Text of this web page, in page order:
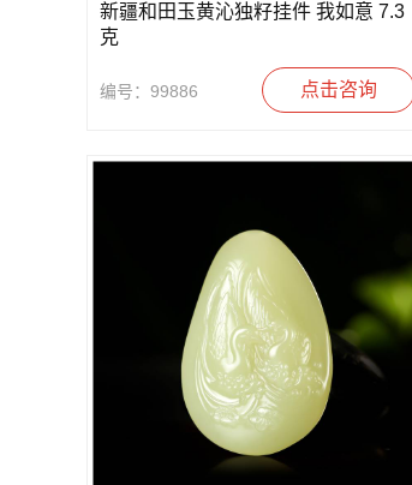
新疆和田玉黄沁独籽挂件 我如意 7.3
克
编号：99886 点击咨询